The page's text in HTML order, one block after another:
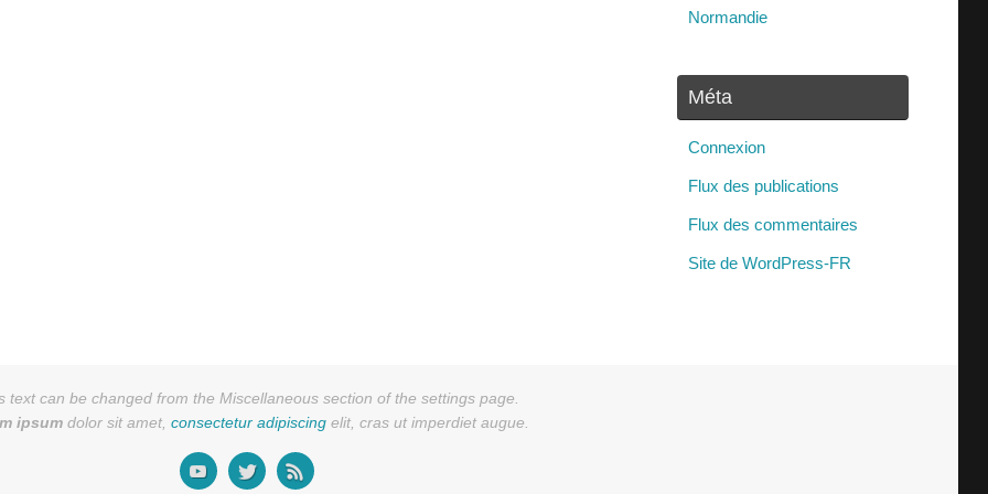
Normandie
Méta
Connexion
Flux des publications
Flux des commentaires
Site de WordPress-FR
text can be changed from the Miscellaneous section of the settings page.
ipsum dolor sit amet, consectetur adipiscing elit, cras ut imperdiet augue.